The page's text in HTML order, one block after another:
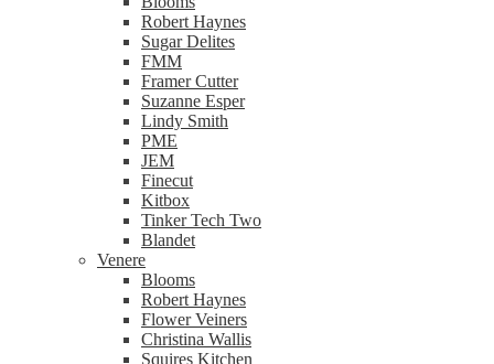
Robert Haynes
Sugar Delites
FMM
Framer Cutter
Suzanne Esper
Lindy Smith
PME
JEM
Finecut
Kitbox
Tinker Tech Two
Blandet
Venere
Blooms
Robert Haynes
Flower Veiners
Christina Wallis
Squires Kitchen